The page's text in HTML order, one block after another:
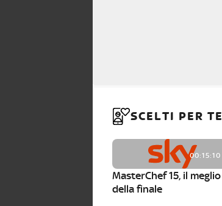
SCELTI PER TE
00:15:10
MasterChef 15, il meglio
della finale